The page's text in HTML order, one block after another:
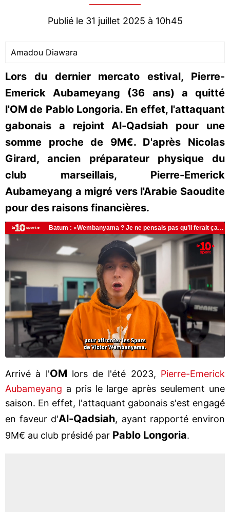
Publié le 31 juillet 2025 à 10h45
Amadou Diawara
Lors du dernier mercato estival, Pierre-
Emerick Aubameyang (36 ans) a quitté
l'OM de Pablo Longoria. En effet, l'attaquant
gabonais a rejoint Al-Qadsiah pour une
somme proche de 9M€. D'après Nicolas
Girard, ancien préparateur physique du
club marseillais, Pierre-Emerick
Aubameyang a migré vers l'Arabie Saoudite
pour des raisons financières.
Arrivé à l'OM lors de l'été 2023, Pierre-Emerick
Aubameyang a pris le large après seulement une
saison. En effet, l'attaquant gabonais s'est engagé
en faveur d'Al-Qadsiah, ayant rapporté environ
9M€ au club présidé par Pablo Longoria.